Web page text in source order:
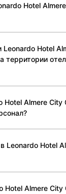
Hotel
Leonardo Hotel
территории
Hotel Almere City
Leonardo Hotel
Hotel Almere City